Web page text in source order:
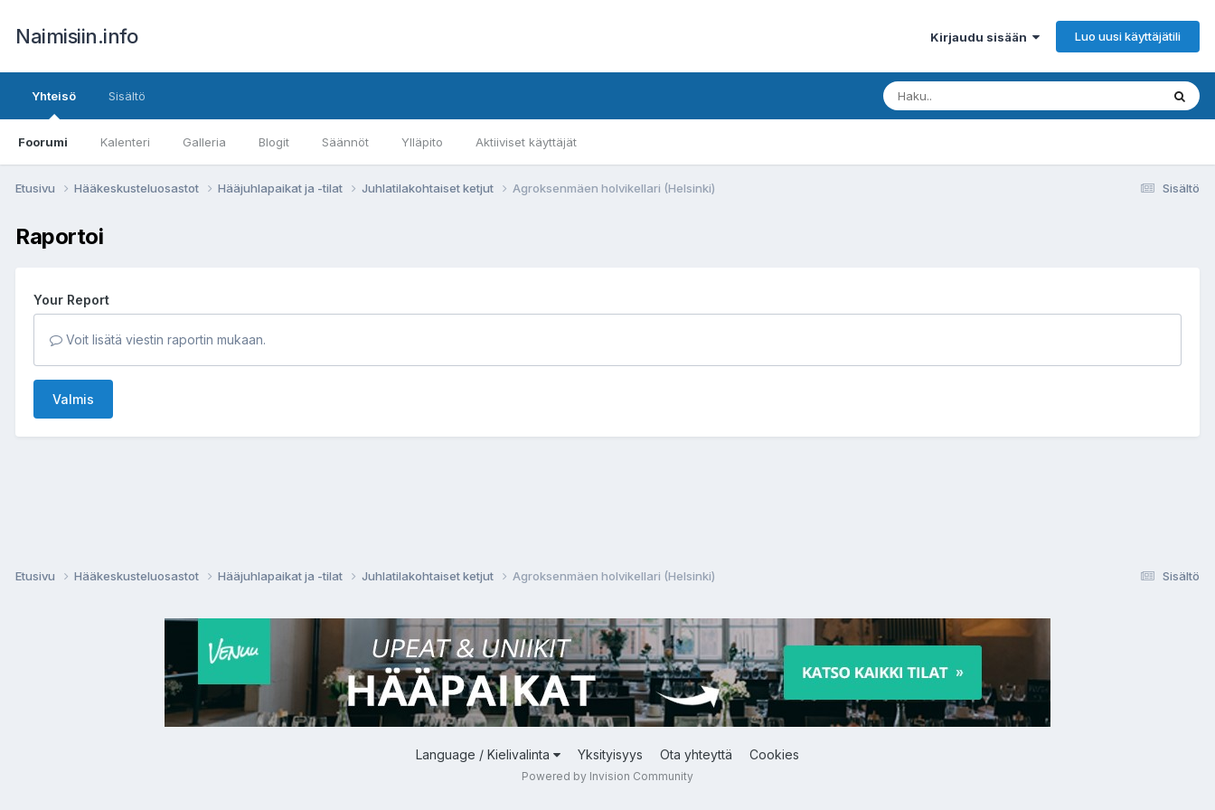
Naimisiin.info Kirjaudu sisään Luo uusi käyttäjätili
Yhteisö
Foorumi Kalenteri Galleria Blogit Säännöt Ylläpito Aktiiviset käyttäjät
Sisältö
Sisältö
Etusivu Hääkeskusteluosastot Hääjuhlapaikat ja -tilat Juhlatilakohtaiset ketjut Agroksenmäen holvikellari (Helsinki)
Raportoi
Your Report
Voit lisätä viestin raportin mukaan.
Valmis
Sisältö
Etusivu Hääkeskusteluosastot Hääjuhlapaikat ja -tilat Juhlatilakohtaiset ketjut Agroksenmäen holvikellari (Helsinki)
Language / Kielivalinta Yksityisyys Ota yhteyttä Cookies
Powered by Invision Community